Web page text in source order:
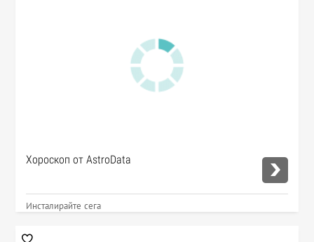
Хороскоп от AstroData
Инсталирайте сега